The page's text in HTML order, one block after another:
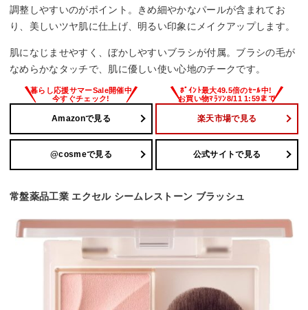
調整しやすいのがポイント。きめ細やかなパールが含まれてお
り、美しいツヤ肌に仕上げ、明るい印象にメイクアップします。
肌になじませやすく、ぼかしやすいブラシが付属。ブラシの毛が
なめらかなタッチで、肌に優しい使い心地のチークです。
Amazonで見る 楽天市場で見る
@cosmeで見る 公式サイトで見る
常盤薬品工業 エクセル シームレストーン ブラッシュ